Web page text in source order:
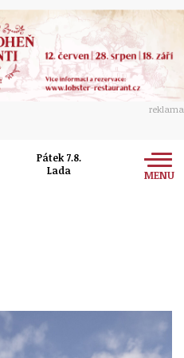
reklama
Pátek 7.8.
Lada
MENU